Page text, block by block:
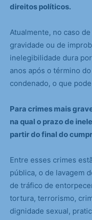
direitos políticos.
Atualmente, no caso
gravidade ou de
inelegibilidade dura
anos após o término
condenado, o que
Para crimes mais
na qual o prazo de
partir do final do
Entre esses crimes
pública, o de lavagem
de tráfico de
tortura, terrorismo,
dignidade sexual,